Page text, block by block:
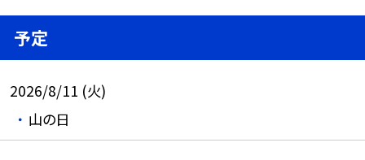
予定
2026/8/11 (火)
山の日